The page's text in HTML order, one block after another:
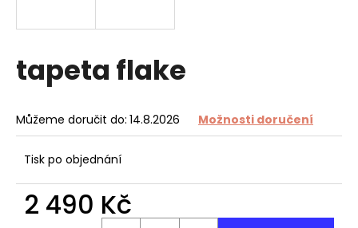
tapeta flake
Můžeme doručit do: 14.8.2026 Možnosti doručení
Tisk po objednání
2 490 Kč
í
t
HLEDAT